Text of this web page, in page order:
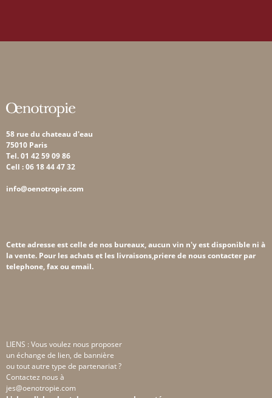
58 rue du chateau d'eau
75010 Paris
Tel. 01 42 59 09 86
Cell : 06 18 44 47 32
info@oenotropie.com
Cette adresse est celle de nos bureaux, aucun vin n'y est disponible ni à
la vente. Pour les achats et les livraisons,priere de nous contacter par
telephone, fax ou email.
LIENS : Vous voulez nous proposer
un échange de lien, de bannière
ou tout autre type de partenariat ?
Contactez nous à
jes@oenotropie.com